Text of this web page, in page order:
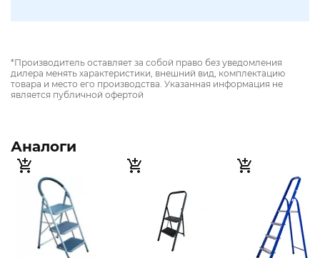
*Производитель оставляет за собой право без уведомления
дилера менять характеристики, внешний вид, комплектацию
товара и место его производства. Указанная информация не
является публичной офертой
Аналоги